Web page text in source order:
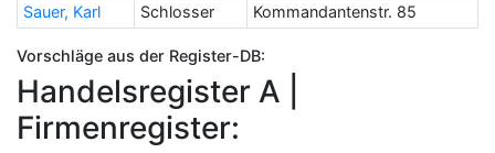
Sauer, Karl
Schlosser Kommandantenstr. 85
Vorschläge aus der Register-DB:
Handelsregister A |
Firmenregister: